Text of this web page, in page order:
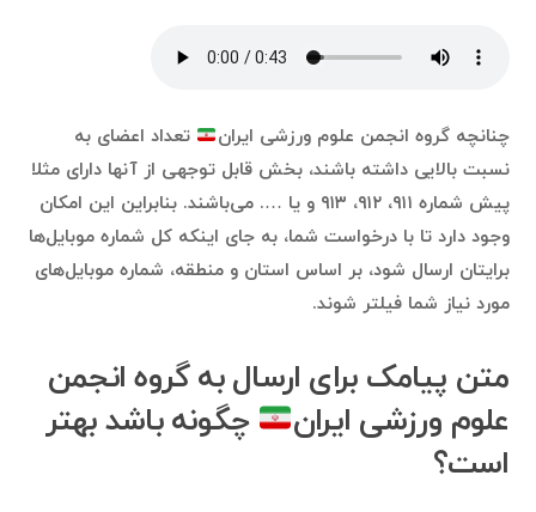
چنانچه گروه انجمن علوم ورزشی ایران
تعداد اعضای به
نسبت بالایی داشته باشند، بخش قابل توجهی از آنها دارای مثلا
پیش شماره ۹۱۱، ۹۱۲، ۹۱۳ و یا …. می‌باشند. بنابراین این امکان
وجود دارد تا با درخواست شما، به جای اینکه کل شماره موبایل‌ها
برایتان ارسال شود، بر اساس استان و منطقه، شماره موبایل‌های
مورد نیاز شما فیلتر شوند.
متن پیامک برای ارسال به گروه انجمن
علوم ورزشی ایران
چگونه باشد بهتر
است؟